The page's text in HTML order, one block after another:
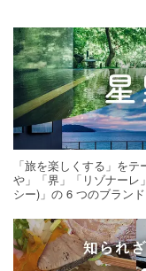
「旅を楽しくする」を
や」「界」「リゾナーレ
シー)」の 6 つのブラン